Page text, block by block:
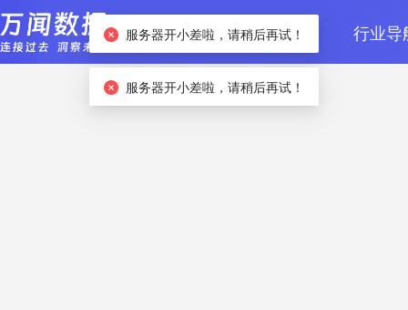
首页 数据检索 行业导
服务器开小差啦，请稍后再试！
服务器开小差啦，请稍后再试！